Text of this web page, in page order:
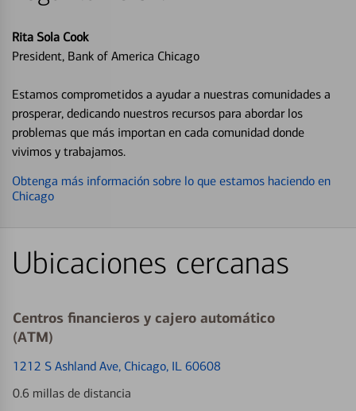
Rita Sola Cook
President, Bank of America Chicago
Estamos comprometidos a ayudar a nuestras comunidades a
prosperar, dedicando nuestros recursos para abordar los
problemas que más importan en cada comunidad donde
vivimos y trabajamos.
Obtenga más información sobre lo que estamos haciendo en
Chicago
Ubicaciones cercanas
Centros financieros y cajero automático
(ATM)
1212 S Ashland Ave, Chicago, IL 60608
0.6 millas de distancia